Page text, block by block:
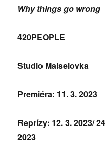
Why things go wrong
420PEOPLE
Studio Maiselovka
Premiéra: 11. 3. 2023
Reprízy: 12. 3. 2023/
2023